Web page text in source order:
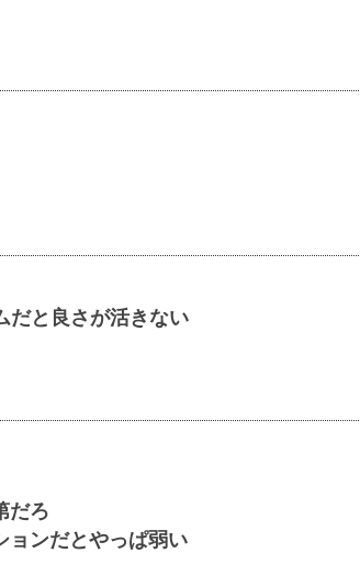
だと良さが活きない
だろ
ョンだとやっぱ弱い